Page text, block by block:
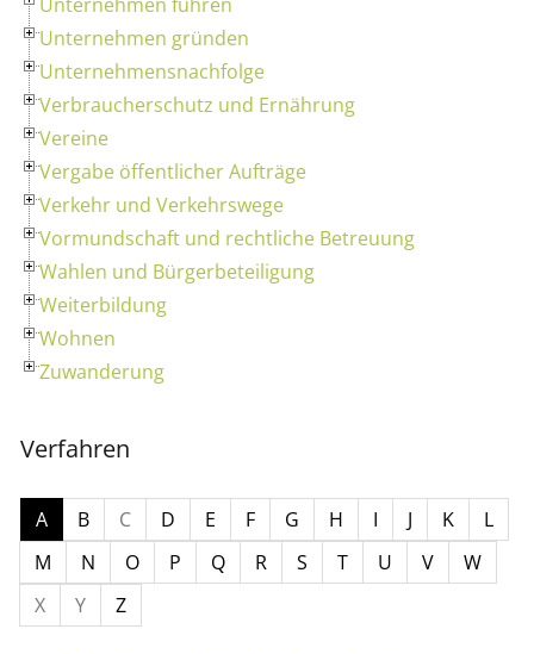
Unternehmen gründen
Unternehmensnachfolge
Verbraucherschutz und Ernährung
Vereine
Vergabe öffentlicher Aufträge
Verkehr und Verkehrswege
Vormundschaft und rechtliche Betreuung
Wahlen und Bürgerbeteiligung
Weiterbildung
Wohnen
Zuwanderung
Verfahren
A B C D E F G H I J K
L
M
N O P Q R S T U V
W
X
Y Z